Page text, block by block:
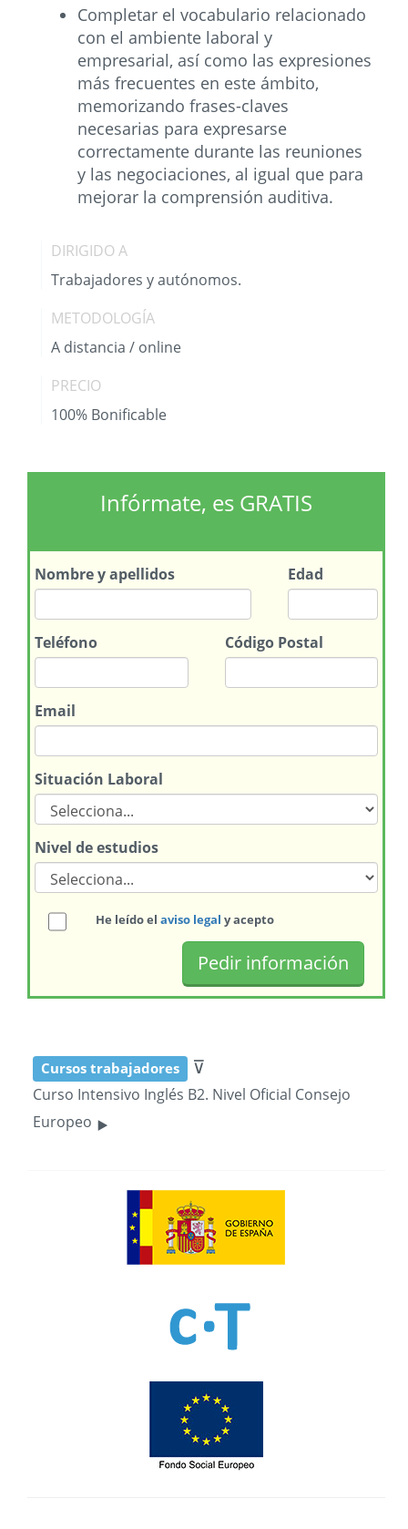
Completar el vocabulario relacionado
con el ambiente laboral y
empresarial, así como las expresiones
más frecuentes en este ámbito,
memorizando frases-claves
necesarias para expresarse
correctamente durante las reuniones
y las negociaciones, al igual que para
mejorar la comprensión auditiva.
DIRIGIDO A
Trabajadores y autónomos.
METODOLOGÍA
A distancia / online
PRECIO
100% Bonificable
Infórmate, es GRATIS
Nombrey apellidos Edad
Teléfono Código Postal
Email
Situación Laboral
Nivel de estudios
He leído el aviso legal y acepto
Cursos trabajadores ⊽
Curso Intensivo Inglés B2. Nivel Oficial Consejo
Europeo ‣